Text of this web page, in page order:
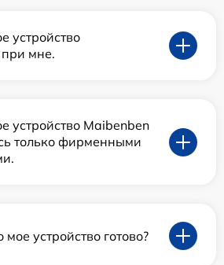
устройство
мне.
устройство Maibenben
только фирменными
устройство готово?